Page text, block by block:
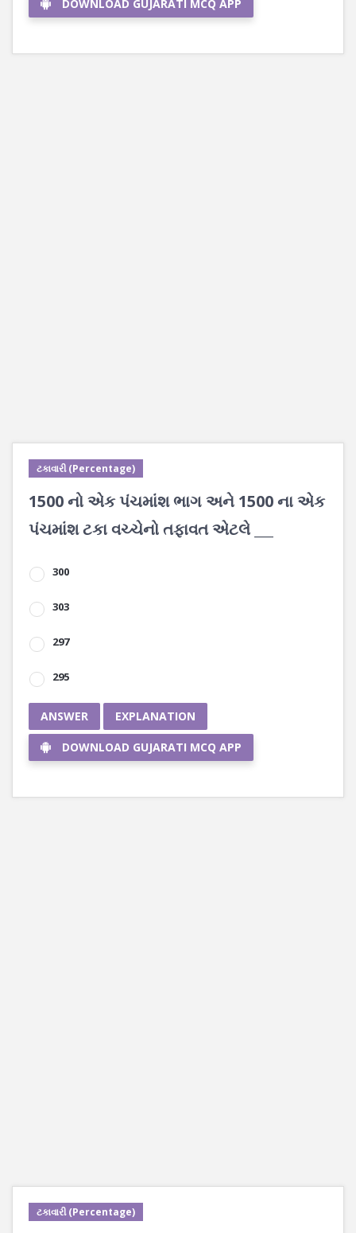
DOWNLOAD GUJARATI MCQ APP
ટકાવારી (Percentage)
1500 નો એક પંચમાંશ ભાગ અને 1500 ના એક
પંચમાંશ ટકા વચ્ચેનો તફાવત એટલે ___
300
303
297
295
ANSWER EXPLANATION
DOWNLOAD GUJARATI MCQ APP
ટકાવારી (Percentage)